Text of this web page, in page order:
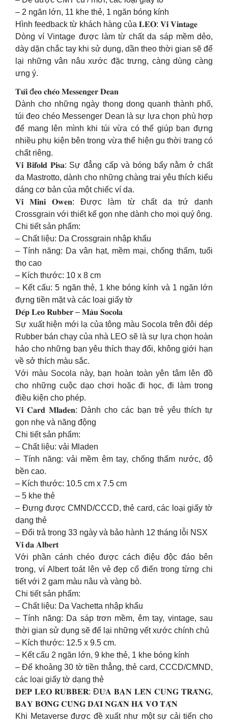
– 2 ngăn lớn, 11 khe thẻ, 1 ngăn bóng kính
Hình feedback từ khách hàng của 𝐋𝐄𝐎: 𝐕𝐢́ 𝐕𝐢𝐧𝐭𝐚𝐠𝐞
Dòng ví Vintage được làm từ chất da sáp mềm dẻo,
dày dặn chắc tay khi sử dụng, dần theo thời gian sẽ để
lại những vân nâu xước đặc trưng, càng dùng càng
ưng ý.
𝐓𝐮́𝐢 đ𝐞𝐨 𝐜𝐡𝐞́𝐨 𝐌𝐞𝐬𝐬𝐞𝐧𝐠𝐞𝐫 𝐃𝐞𝐚𝐧
Dành cho những ngày thong dong quanh thành phố,
túi đeo chéo Messenger Dean là sự lựa chọn phù hợp
để mang lên mình khi túi vừa có thể giúp bạn đựng
nhiều phụ kiện bên trong vừa thể hiện gu thời trang có
chất riêng.
𝐕𝐢́ 𝐁𝐢𝐟𝐨𝐥𝐝 𝐏𝐢𝐬𝐚: Sự đẳng cấp và bóng bẩy nằm ở chất
da Mastrotto, dành cho những chàng trai yêu thích kiểu
dáng cơ bản của một chiếc ví da.
𝐕𝐢́ 𝐌𝐢𝐧𝐢 𝐎𝐰𝐞𝐧: Được làm từ chất da trứ danh
Crossgrain với thiết kế gọn nhẹ dành cho mọi quý ông.
Chi tiết sản phẩm:
– Chất liệu: Da Crossgrain nhập khẩu
– Tính năng: Da vân hạt, mềm mại, chống thấm, tuổi
thọ cao
– Kích thước: 10 x 8 cm
– Kết cấu: 5 ngăn thẻ, 1 khe bóng kính và 1 ngăn lớn
đựng tiền mặt và các loại giấy tờ
𝐃𝐞́𝐩 𝐋𝐞𝐨 𝐑𝐮𝐛𝐛𝐞𝐫 – 𝐌𝐚̀𝐮 𝐒𝐨𝐜𝐨𝐥𝐚
Sự xuất hiện mới lạ của tông màu Socola trên đôi dép
Rubber bán chạy của nhà LEO sẽ là sự lựa chọn hoàn
hảo cho những bạn yêu thích thay đổi, không giới hạn
về sở thích màu sắc.
Với màu Socola này, bạn hoàn toàn yên tâm lên đồ
cho những cuộc dạo chơi hoặc đi học, đi làm trong
điều kiện cho phép.
𝐕𝐢́ 𝐂𝐚𝐫𝐝 𝐌𝐥𝐚𝐝𝐞𝐧: Dành cho các bạn trẻ yêu thích tự
gọn nhẹ và năng động
Chi tiết sản phẩm:
– Chất liệu: vải Mladen
– Tính năng: vải mềm êm tay, chống thấm nước, độ
bền cao.
– Kích thước: 10.5 cm x 7.5 cm
– 5 khe thẻ
– Đựng được CMND/CCCD, thẻ card, các loại giấy tờ
dạng thẻ
– Đổi trả trong 33 ngày và bảo hành 12 tháng lỗi NSX
𝐕𝐢́ 𝐝𝐚 𝐀𝐥𝐛𝐞𝐫𝐭
Với phần cánh chéo được cách điệu độc đáo bên
trong, ví Albert toát lên vẻ đẹp cổ điển trong từng chi
tiết với 2 gam màu nâu và vàng bò.
Chi tiết sản phẩm:
– Chất liệu: Da Vachetta nhập khẩu
– Tính năng: Da sáp trơn mềm, êm tay, vintage, sau
thời gian sử dụng sẽ để lại những vết xước chính chủ
– Kích thước: 12.5 x 9.5 cm.
– Kết cấu 2 ngăn lớn, 9 khe thẻ, 1 khe bóng kính
– Để khoảng 30 tờ tiền thẳng, thẻ card, CCCD/CMND,
các loại giấy tờ dạng thẻ
𝐃𝐄́𝐏 𝐋𝐄𝐎 𝐑𝐔𝐁𝐁𝐄𝐑: Đ𝐔̛𝐀 𝐁𝐀̣𝐍 𝐋𝐄̂𝐍 𝐂𝐔𝐍𝐆 𝐓𝐑𝐀̆𝐍𝐆,
𝐁𝐀𝐘 𝐁𝐎̂̉𝐍𝐆 𝐂𝐔̀𝐍𝐆 𝐃𝐀̉𝐈 𝐍𝐆𝐀̂𝐍 𝐇𝐀̀ 𝐕𝐎̂ 𝐓𝐀̣̂𝐍
Khi Metaverse được đề xuất như một sự cải tiến cho